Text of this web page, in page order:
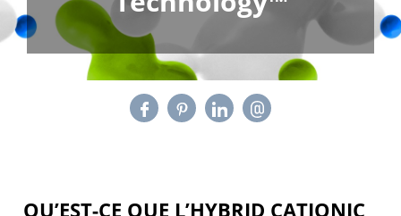
QU’EST-CE QUE L’HYBRID CATIONIC